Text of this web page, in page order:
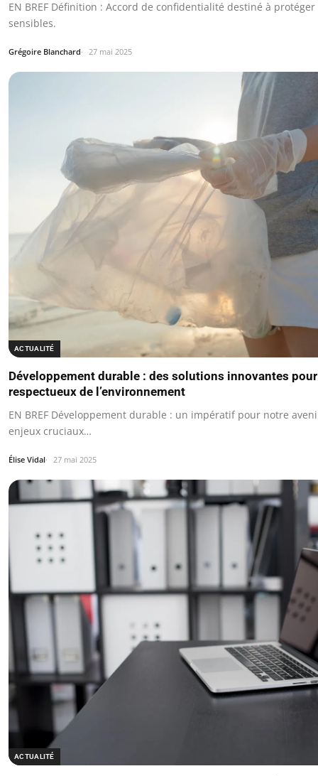
EN BREF Définition : Accord de confidentialité destiné à
sensibles.
Grégoire Blanchard 27 mai 2025
ACTUALITÉ
Développement durable : des solutions innovantes
respectueux de l’environnement
EN BREF Développement durable : un impératif pour notre
enjeux cruciaux…
Élise Vidal 27 mai 2025
ACTUALITÉ